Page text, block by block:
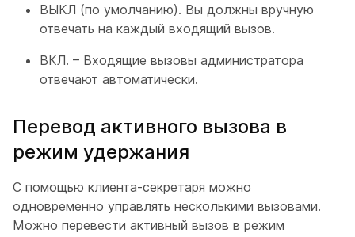
ВЫКЛ (по умолчанию). Вы должны вручную
отвечать на каждый входящий вызов.
ВКЛ. – Входящие вызовы администратора
отвечают автоматически.
Перевод активного вызова в
режим удержания
С помощью клиента-секретаря можно
одновременно управлять несколькими вызовами.
Можно перевести активный вызов в режим